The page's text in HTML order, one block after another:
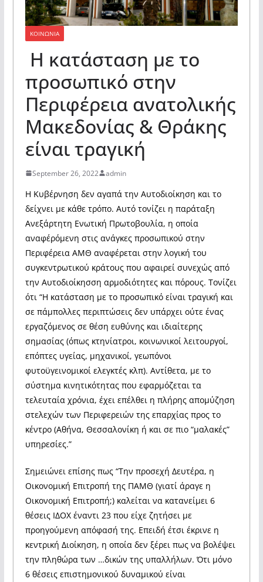
ΚΟΙΝΩΝΙΑ
Η κατάσταση με το
προσωπικό στην
Περιφέρεια ανατολικής
Μακεδονίας & Θράκης
είναι τραγική
September 26, 2022 admin
Η Κυβέρνηση δεν αγαπά την Αυτοδιοίκηση και το
δείχνει με κάθε τρόπο. Αυτό τονίζει η παράταξη
Ανεξάρτητη Ενωτική Πρωτοβουλία, η οποία
αναφέρόμενη στις ανάγκες προσωπικού στην
Περιφέρεια ΑΜΘ αναφέρεται στην λογική του
συγκεντρωτικού κράτους που αφαιρεί συνεχώς από
την Αυτοδιοίκησση αρμοδιότητες και πόρους. Τονίζει
ότι “Η κατάσταση με το προσωπικό είναι τραγική και
σε πάμπολλες περιπτώσεις δεν υπάρχει ούτε ένας
εργαζόμενος σε θέση ευθύνης και ιδιαίτερης
σημασίας (όπως κτηνίατροι, κοινωνικοί λειτουργοί,
επόπτες υγείας, μηχανικοί, γεωπόνοι
φυτοϋγεινομικοί ελεγκτές κλπ). Αντίθετα, με το
σύστημα κινητικότητας που εφαρμόζεται τα
τελευταία χρόνια, έχει επέλθει η πλήρης απομύζηση
στελεχών των Περιφερειών της επαρχίας προς το
κέντρο (Αθήνα, Θεσσαλονίκη ή και σε πιο “μαλακές”
υπηρεσίες.”
Σημειώνει επίσης πως “Την προσεχή Δευτέρα, η
Οικονομική Επιτροπή της ΠΑΜΘ (γιατί άραγε η
Οικονομική Επιτροπή;) καλείται να κατανείμει 6
θέσεις ΙΔΟΧ έναντι 23 που είχε ζητήσει με
προηγούμενη απόφασή της. Επειδή έτσι έκρινε η
κεντρική Διοίκηση, η οποία δεν ξέρει πως να βολέψει
την πληθώρα των …δικών της υπαλλήλων. Ότι μόνο
6 θέσεις επιστημονικού δυναμικού είναι